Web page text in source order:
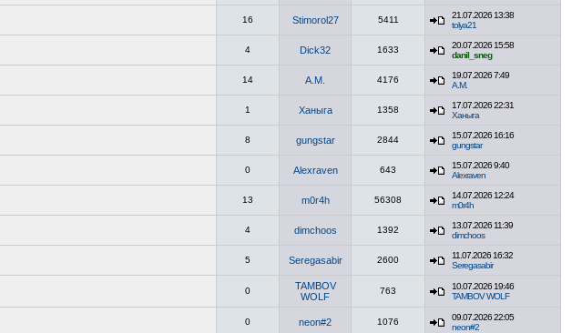
16 Stimorol27 5411
21.07.2026 13:38
tolya21
4 Dick32 1633
20.07.2026 15:58
danil_sneg
14 A.M. 4176
19.07.2026 7:49
A.M.
1 Ханыга 1358
17.07.2026 22:31
Ханыга
8 gungstar 2844
15.07.2026 16:16
gungstar
0 Alexraven 643
15.07.2026 9:40
Alexraven
13 m0r4h 56308
14.07.2026 12:24
m0r4h
4 dimchoos 1392
13.07.2026 11:39
dimchoos
5 Seregasabir 2600
11.07.2026 16:32
Seregasabir
0
TAMBOV
WOLF
763
10.07.2026 19:46
TAMBOV WOLF
0 neon#2 1076
09.07.2026 22:05
neon#2